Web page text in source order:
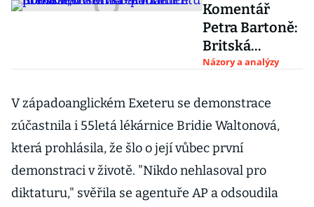
Komentář
Petra Bartoně:
Britská
„odstávka“
brexit
neovlivní a
pomůže
Názory a analýzy
V západoanglickém Exeteru se demonstrace
zúčastnila i 55letá lékárnice Bridie Waltonová,
která prohlásila, že šlo o její vůbec první
demonstraci v životě. "Nikdo nehlasoval pro
diktaturu," svěřila se agentuře AP a odsoudila